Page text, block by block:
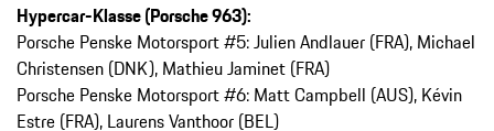
Hypercar-Klasse (Porsche 963):
Porsche Penske Motorsport #5: Julien Andlauer (FRA), Michael
Christensen (DNK), Mathieu Jaminet (FRA)
Porsche Penske Motorsport #6: Matt Campbell (AUS), Kévin
Estre (FRA), Laurens Vanthoor (BEL)